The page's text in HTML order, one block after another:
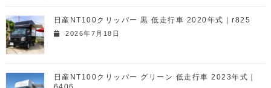
日産NT100クリッパー 黒 低走行車 2020年式｜r825
2026年7月18日
日産NT100クリッパー グリーン 低走行車 2023年式｜